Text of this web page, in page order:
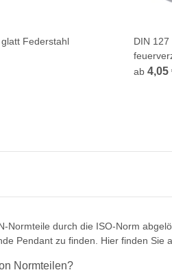
Federstahl
DIN
ab 4,05
Normteile durch die ISO-Norm
Pendant zu finden. Hier finden
Normteilen?